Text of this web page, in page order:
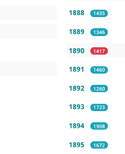
1888 1435
1889 1346
1890 1417
1891 1460
1892 1260
1893 1723
1894 1908
1895 1672